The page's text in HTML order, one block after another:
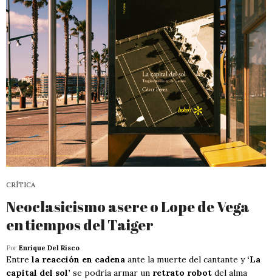
CRÍTICA
Neoclasicismo asere o Lope de Vega
en tiempos del Taiger
Por Enrique Del Risco
Entre la reacción en cadena ante la muerte del cantante y ‘La
capital del sol’ se podría armar un retrato robot del alma